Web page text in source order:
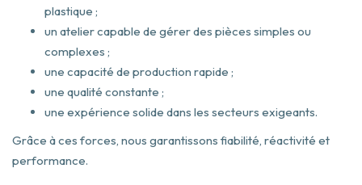
plastique ;
un atelier capable de gérer des pièces simples ou
complexes ;
une capacité de production rapide ;
une qualité constante ;
une expérience solide dans les secteurs exigeants.
Grâce à ces forces, nous garantissons fiabilité, réactivité et
performance.